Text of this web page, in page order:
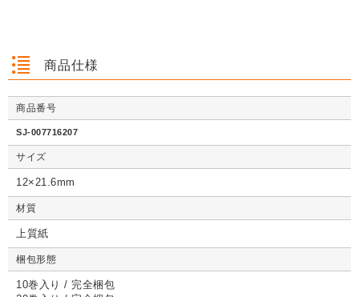
クッション封筒（ネ
コポス最大）※A4
不可
1枚 21.1円～
詳しくみる
【広告入】宅配120
（高さ3段階変更可
詳しくみる
【宅配80サイズ】定
04）
詳しくみる
【広告入
詳し
クッション封筒（ネ
不可
1枚 21.1円～
能）※キャンペーン
クッション封筒（ネ
コポス最大）※A4
不可
1枚 21.1円～
詳しくみる
イズ 段ボール箱
番段ボール箱（DA0
イズ 段ボ
商品仕様
商品番号
SJ-007716207
サイズ
12×21.6mm
材質
上質紙
梱包形態
10巻入り / 完全梱包